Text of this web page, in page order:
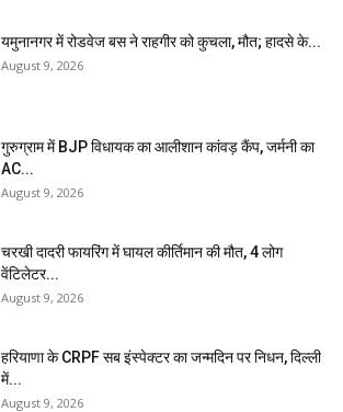
यमुनानगर में रोडवेज बस ने राहगीर को कुचला, मौत; हादसे के...
August 9, 2026
गुरुग्राम में BJP विधायक का आलीशान कांवड़ कैंप, जर्मनी का
AC...
August 9, 2026
चरखी दादरी फायरिंग में घायल कीर्तिमान की मौत, 4 लोग
वेंटिलेटर...
August 9, 2026
हरियाणा के CRPF सब इंस्पेक्टर का जन्मदिन पर निधन, दिल्ली
में...
August 9, 2026